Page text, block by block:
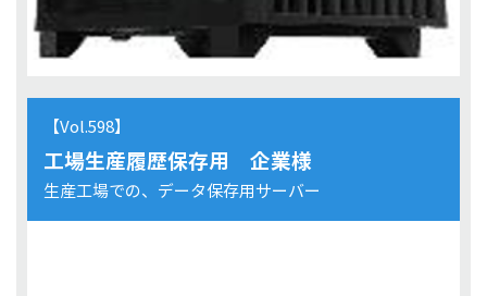
【Vol.598】
工場生産履歴保存用 企業様
生産工場での、データ保存用サーバー